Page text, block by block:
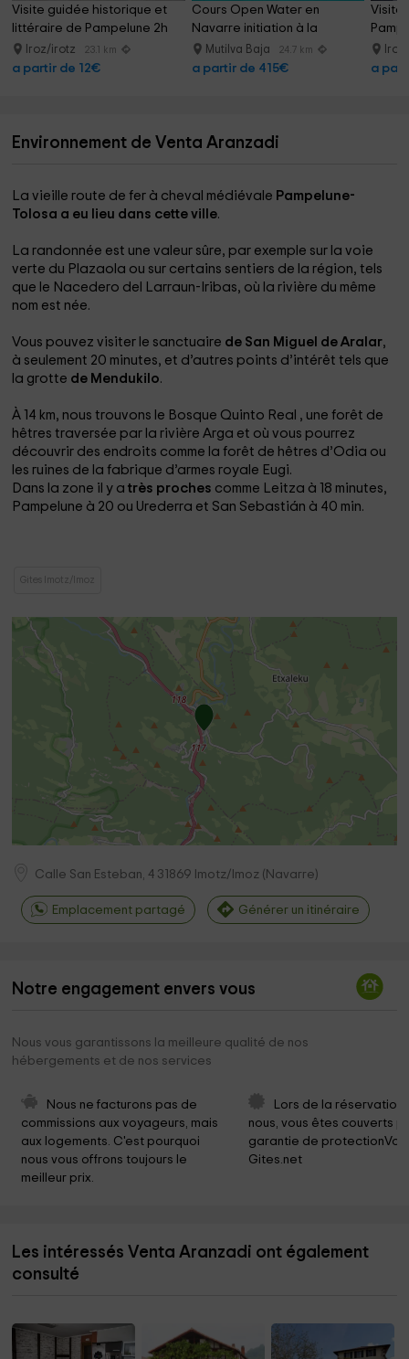
Visite guidée historique et
littéraire de Pampelune 2h
Iroz/irotz 23.1 km
a partir de 12€
Cours Open Water en
Navarre initiation à la
plongée
Mutilva Baja 24.7 km
a partir de 415€
Visite
a
Environnement de Venta Aranzadi
La vieille route de fer à cheval médiévale Pampelune-
Tolosa a eu lieu dans cette ville.
La randonnée est une valeur sûre, par exemple sur la voie
verte du Plazaola ou sur certains sentiers de la région, tels
que le Nacedero del Larraun-Iribas, où la rivière du même
nom est née.
Vous pouvez visiter le sanctuaire de San Miguel de Aralar,
à seulement 20 minutes, et d’autres points d’intérêt tels que
la grotte de Mendukilo.
À 14 km, nous trouvons le Bosque Quinto Real , une forêt de
hêtres traversée par la rivière Arga et où vous pourrez
découvrir des endroits comme la forêt de hêtres d’Odia ou
les ruines de la fabrique d’armes royale Eugi.
Dans la zone il y atrès proches comme Leitza à 18 minutes,
Pampelune à 20 ou Urederra et San Sebastián à 40 min.
Gites Imotz/Imoz
Calle San Esteban, 4 31869 Imotz/Imoz ( Navarre)
Emplacement partagé Générer un itinéraire
Notre engagement envers vous
Nous vous garantissons la meilleure qualité de nos
hébergements et de nos services
Nous ne facturons pas de
commissions aux voyageurs, mais
aux logements. C'est pourquoi
nous vous offrons toujours le
meilleur prix.
Lors de la réservation
nous, vous êtes couverts
garantie de
Gites.net
Les intéressés Venta Aranzadi ont également
consulté